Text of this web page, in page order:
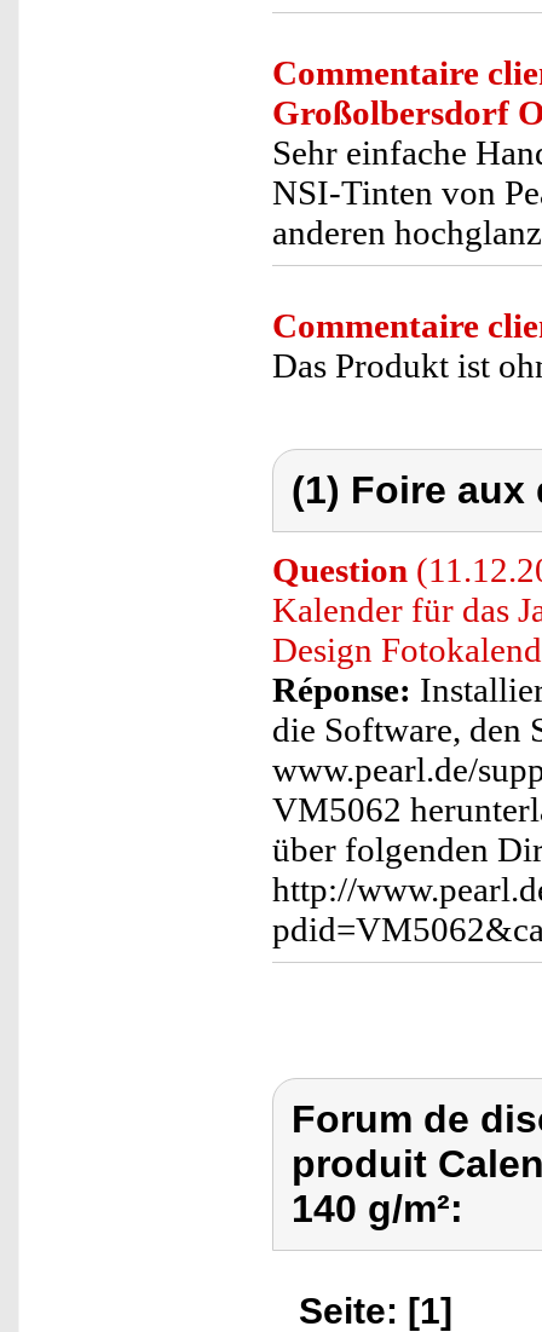
Commentaire
Großolbersdorf
Sehr einfache
NSI-Tinten von
anderen
Commentaire
Das Produkt ist
(1) Foire
Question
Kalender für das
Design
Réponse:
die Software, den
www.pearl.de/
VM5062
über folgenden
http://
Forum de
produit
140 g/m²:
Seite: [1]